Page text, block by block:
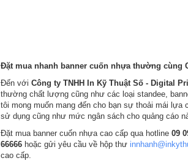
Đặt mua nhanh banner cuốn nhựa thường cùng
Đến với Công ty TNHH In Kỹ Thuật Số - Digital
thường chất lượng cũng như các loại standee,
tôi mong muốn mang đến cho bạn sự thoải mái
sử dụng cũng như mức ngân sách cho quảng cáo
Đặt mua banner cuốn nhựa cao cấp qua hotline 09
66666 hoặc gửi yêu cầu về hộp thư
cao cấp.